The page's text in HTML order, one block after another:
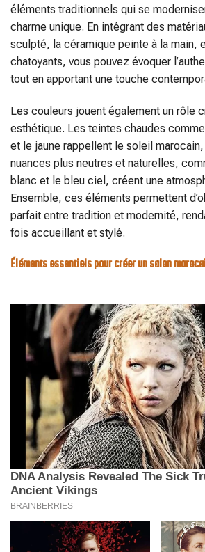
éléments traditionnels qui se
charme unique. En intégrant des
sculpté, la céramique peinte à la main,
chatoyants, vous pouvez évoquer
tout en apportant une touche
Les couleurs jouent également un rôle
esthétique. Les teintes chaudes
et le jaune rappellent le soleil
nuances plus neutres et naturelles,
blanc et le bleu ciel, créent une
Ensemble, ces éléments permettent
parfait entre tradition et modernité,
fois accueillant et stylé.
Éléments essentiels pour créer un salon